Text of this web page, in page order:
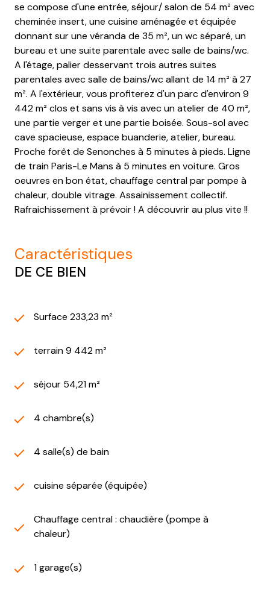
se compose d'une entrée, séjour/ salon de 54 m² avec
cheminée insert, une cuisine aménagée et équipée
donnant sur une véranda de 35 m², un wc séparé, un
bureau et une suite parentale avec salle de bains/wc.
A l'étage, palier desservant trois autres suites
parentales avec salle de bains/wc allant de 14 m² à 27
m². A l'extérieur, vous profiterez d'un parc d'environ 9
442 m² clos et sans vis à vis avec un atelier de 40 m²,
une partie verger et une partie boisée. Sous-sol avec
cave spacieuse, espace buanderie, atelier, bureau.
Proche forêt de Senonches à 5 minutes à pieds. Ligne
de train Paris-Le Mans à 5 minutes en voiture. Gros
oeuvres en bon état, chauffage central par pompe à
chaleur, double vitrage. Assainissement collectif.
Rafraichissement à prévoir ! A découvrir au plus vite !!
caractéristiques
DE CE BIEN
Surface 233,23 m²
terrain 9 442 m²
séjour 54,21 m²
4 chambre(s)
4 salle(s) de bain
cuisine séparée (équipée)
Chauffage central : chaudière (pompe à
chaleur)
1 garage(s)